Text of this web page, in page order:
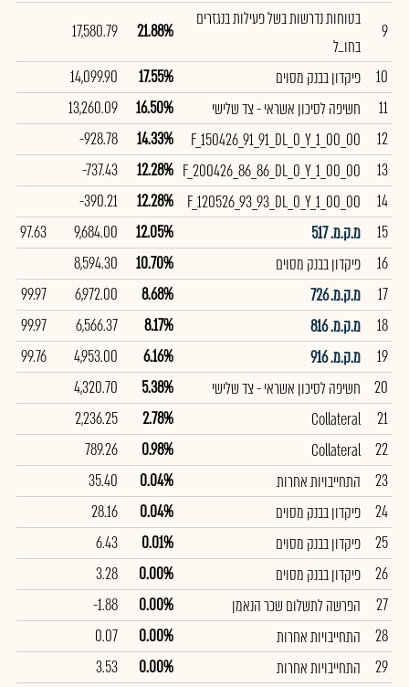
9
בטוחות נדרשות בשל פעילות בנגזרים
בחו_ל
21.88%
17,580.79
10
פיקדון בבנק מסוים 17.55%
14,099.90
11
חשיפה לסיכון אשראי - צד שלישי 16.50%
13,260.09
12
F_150426_91_91_DL_0_Y_1_00_00
14.33%
-928.78
13
F_200426_86_86_DL_0_Y_1_00_00
12.28%
-737.43
14
F_120526_93_93_DL_0_Y_1_00_00
12.28%
-390.21
15
מ.ק.מ. 517 12.05%
9,684.00
97.63
16
פיקדון בבנק מסוים 10.70%
8,594.30
17
מ.ק.מ. 726 8.68%
6,972.00
99.97
18
מ.ק.מ. 816 8.17%
6,566.37
99.97
19
מ.ק.מ. 916 6.16%
4,953.00
99.76
20
חשיפה לסיכון אשראי - צד שלישי 5.38%
4,320.70
21
Collateral
2.78%
2,236.25
22
Collateral
0.98%
789.26
23
התחייבויות אחרות 0.04%
35.40
24
פיקדון בבנק מסוים 0.04%
28.16
25
פיקדון בבנק מסוים 0.01%
6.43
26
פיקדון בבנק מסוים 0.00%
3.28
27
הפרשה לתשלום שכר הנאמן 0.00%
-1.88
28
התחייבויות אחרות 0.00%
0.07
29
התחייבויות אחרות 0.00%
3.53